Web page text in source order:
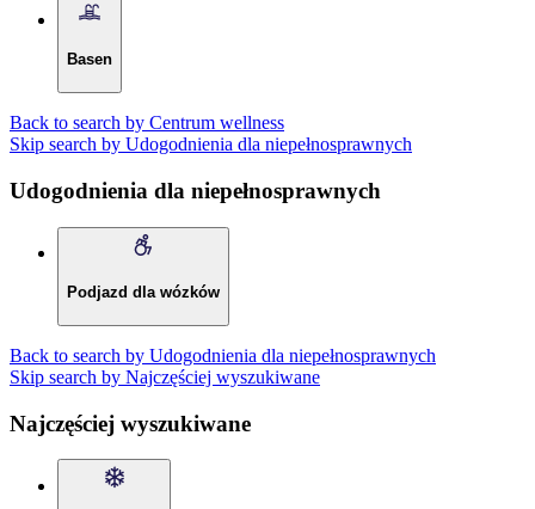
Basen
Back to search by Centrum wellness
Skip search by Udogodnienia dla niepełnosprawnych
Udogodnienia dla niepełnosprawnych
Podjazd dla wózków
Back to search by Udogodnienia dla niepełnosprawnych
Skip search by Najczęściej wyszukiwane
Najczęściej wyszukiwane